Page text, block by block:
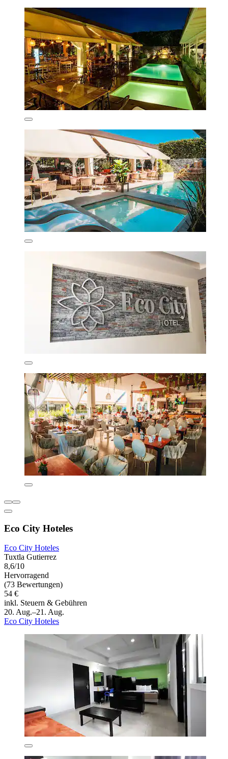
Eco City Hoteles
Eco City Hoteles
Tuxtla Gutierrez
8,6/10
Hervorragend
(73 Bewertungen)
54 €
inkl. Steuern & Gebühren
20. Aug.–21. Aug.
Eco City Hoteles